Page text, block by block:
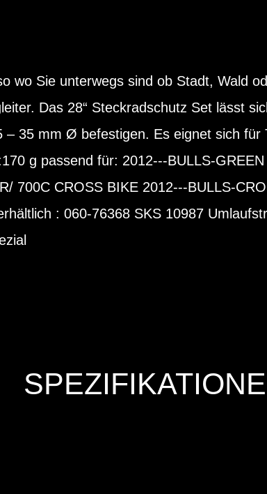
wo Sie unterwegs sind ob Stadt, Wald
Das 28“ Steckradschutz Set lässt
– 35 mm Ø befestigen. Es eignet sich für
g passend für: 2012---BULLS-
700C CROSS BIKE 2012---BULLS-
: 060-76368 SKS 10987